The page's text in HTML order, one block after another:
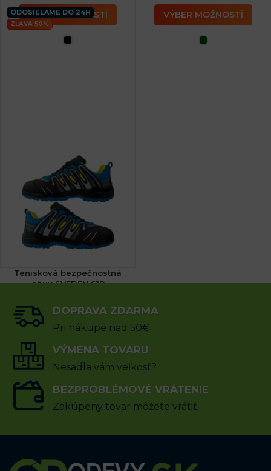
VÝBER MOŽNOSTÍ VÝBER MOŽNOSTÍ
ODOSIELAME DO 24H
ZĽAVA 50%
Tenisková bezpečnostná
obuv SVEDEN S1P
(3x)
55.23€ 27.61€ s DPH
VÝBER MOŽNOSTÍ
DOPRAVA ZDARMA
Pri nákupe nad 50€
VÝMENA TOVARU
Nesadla vám veľkosť?
BEZPROBLÉMOVÉ VRÁTENIE
Zakúpeny tovar môžete vrátiť